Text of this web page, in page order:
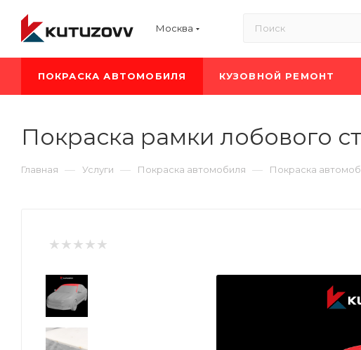
Москва
ПОКРАСКА АВТОМОБИЛЯ КУЗОВНОЙ РЕМОНТ
Покраска рамки лобового
Главная — Услуги — Покраска автомобиля — Покраска